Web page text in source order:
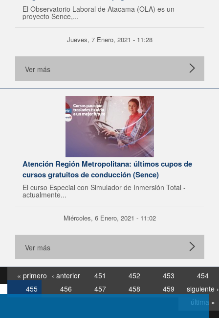
El Observatorio Laboral de Atacama (OLA) es un
proyecto Sence,...
Jueves, 7 Enero, 2021 - 11:28
Ver más
Atención Región Metropolitana: últimos cupos de
cursos gratuitos de conducción (Sence)
El curso Especial con Simulador de Inmersión Total -
actualmente...
Miércoles, 6 Enero, 2021 - 11:02
Ver más
« primero ‹ anterior 451 452 453
454
455
456 457 458 459
siguiente ›
última »